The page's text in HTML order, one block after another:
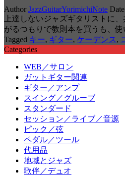
Author JazzGuitarYorimichiNote Date
上達しないジャズギタリストに
がるつもりで教則本を買うも、使
Tagged キー, ギター, ケーデンス ,
Categories
WEB／サロン
ガットギター関連
ギター／アンプ
スイング／グルーブ
スタンダード
セッション／ライブ／音源
ピック／弦
ペダル／ツール
代用品
地域とジャズ
歌伴／デュオ